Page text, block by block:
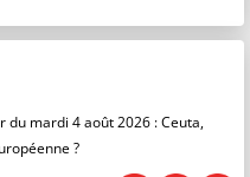
mardi 4 août 2026 : Ceuta,
?